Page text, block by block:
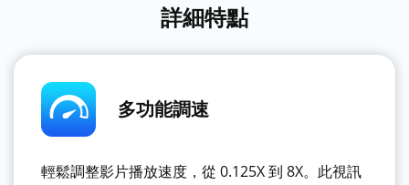
詳細特點
多功能調速
輕鬆調整影片播放速度，從 0.125X 到 8X。此視訊